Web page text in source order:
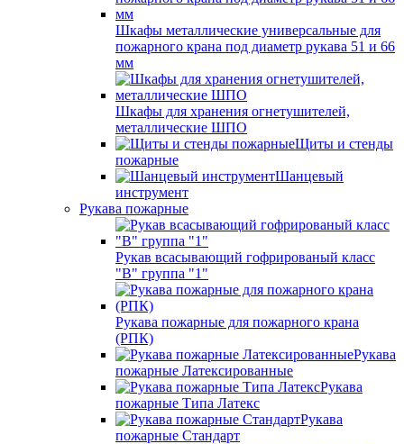
Шкафы металлические универсальные для
пожарного крана под диаметр рукава 51 и 66
мм
Шкафы для хранения огнетушителей,
металлические ШПО
Щиты и стенды
пожарные
Шанцевый
инструмент
Рукава пожарные
Рукав всасывающий гофрированый класс
"В" группа "1"
Рукава пожарные для пожарного крана
(РПК)
Рукава
пожарные Латексированные
Рукава
пожарные Типа Латекс
Рукава
пожарные Стандарт